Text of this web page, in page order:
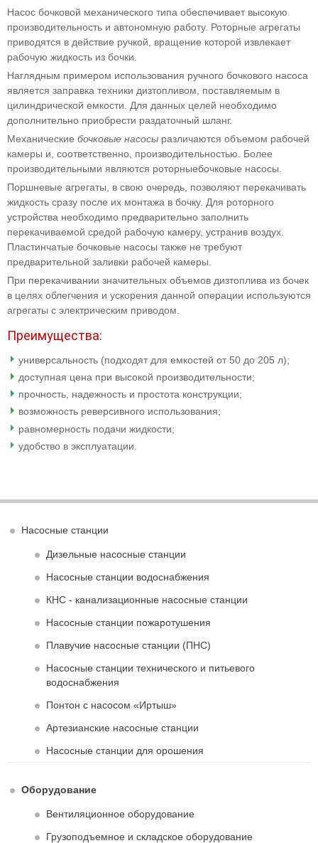
Насос бочковой механического типа обеспечивает высокую
производительность и автономную работу. Роторные агрегаты
приводятся в действие ручкой, вращение которой извлекает
рабочую жидкость из бочки.
Наглядным примером использования ручного бочкового насоса
является заправка техники дизтопливом, поставляемым в
цилиндрической емкости. Для данных целей необходимо
дополнительно приобрести раздаточный шланг.
Механические бочковые насосы различаются объемом рабочей
камеры и, соответственно, производительностью. Более
производительными являются роторныебочковые насосы.
Поршневые агрегаты, в свою очередь, позволяют перекачивать
жидкость сразу после их монтажа в бочку. Для роторного
устройства необходимо предварительно заполнить
перекачиваемой средой рабочую камеру, устранив воздух.
Пластинчатые бочковые насосы также не требуют
предварительной заливки рабочей камеры.
При перекачивании значительных объемов дизтоплива из бочек
в целях облегчения и ускорения данной операции используются
агрегаты с электрическим приводом.
Преимущества:
универсальность (подходят для емкостей от 50 до 205 л);
доступная цена при высокой производительности;
прочность, надежность и простота конструкции;
возможность реверсивного использования;
равномерность подачи жидкости;
удобство в эксплуатации.
Насосные станции
Дизельные насосные станции
Насосные станции водоснабжения
КНС - канализационные насосные станции
Насосные станции пожаротушения
Плавучие насосные станции (ПНС)
Насосные станции технического и питьевого
водоснабжения
Понтон с насосом «Иртыш»
Артезианские насосные станции
Насосные станции для орошения
Оборудование
Вентиляционное оборудование
Грузоподъемное и складское оборудование